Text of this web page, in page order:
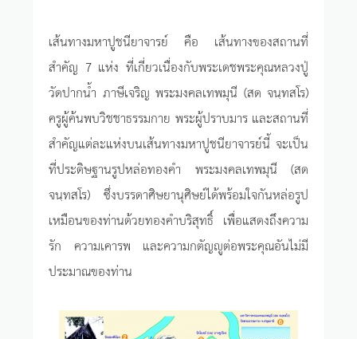
เส้นทางมหาปูชนียาจารย์ คือ เส้นทางของสถานที่
สำคัญ 7 แห่ง ที่เกี่ยวเนื่องกับพระเดชพระคุณหลวงปู่
วัดปากน้ำ ภาษีเจริญ พระมงคลเทพมุนี (สด จนฺทสโร)
ครูผู้ค้นพบวิชชาธรรมกาย พระผู้ปราบมาร และสถานที่
สำคัญแต่ละแห่งบนเส้นทางมหาปูชนียาจารย์นี้ จะเป็น
ที่ประดิษฐานรูปหล่อทองคำ พระมงคลเทพมุนี (สด
จนฺทสโร) ซึ่งบรรดาศิษยานุศิษย์ได้พร้อมใจกันหล่อรูป
เหมือนของท่านด้วยทองคำบริสุทธิ์ เพื่อแสดงถึงความ
รัก ความเคารพ และความกตัญญูต่อพระคุณอันไม่มี
ประมาณของท่าน